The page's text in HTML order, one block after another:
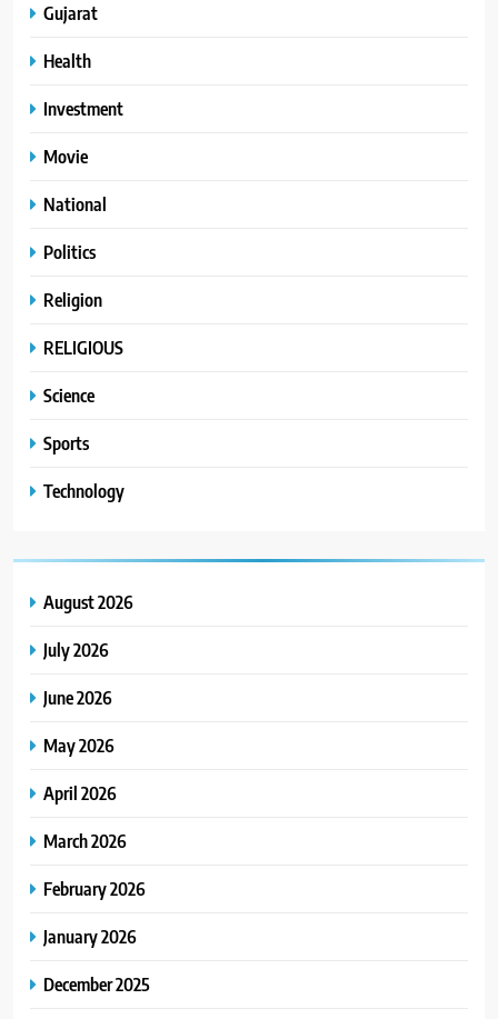
Gujarat
Health
Investment
Movie
National
Politics
Religion
RELIGIOUS
Science
Sports
Technology
August 2026
July 2026
June 2026
May 2026
April 2026
March 2026
February 2026
January 2026
December 2025